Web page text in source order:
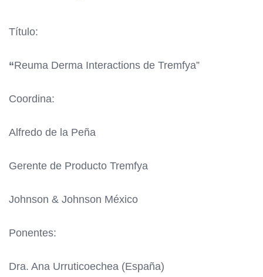
Título:
“Reuma Derma Interactions de Tremfya”
Coordina:
Alfredo de la Peña
Gerente de Producto Tremfya
Johnson & Johnson México
Ponentes:
Dra. Ana Urruticoechea (España)